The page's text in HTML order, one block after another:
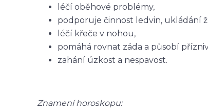
léčí oběhové problémy,
podporuje činnost ledvin, ukládání
léčí křeče v nohou,
pomáhá rovnat záda a působí
zahání úzkost a nespavost.
Znamení horoskopu: